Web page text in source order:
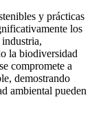
y prácticas
los
la biodiversidad
compromete a
demostrando
ambiental pueden